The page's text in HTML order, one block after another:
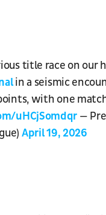
title race on our
in a seismic
with one
uHCjSomdqr —
April 19, 2026